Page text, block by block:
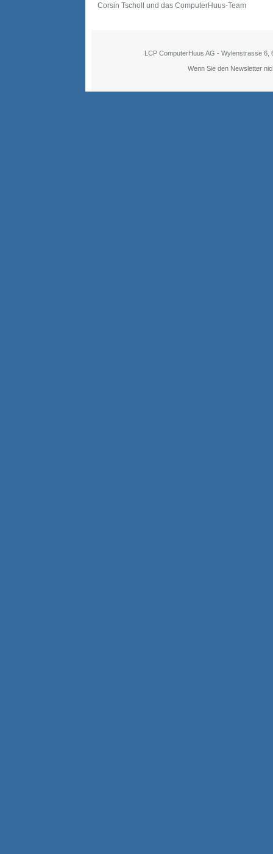
Corsin Tscholl und das ComputerHuus-Team
LCP ComputerHuus AG - Wylenstrasse
Wenn Sie den Newsletter